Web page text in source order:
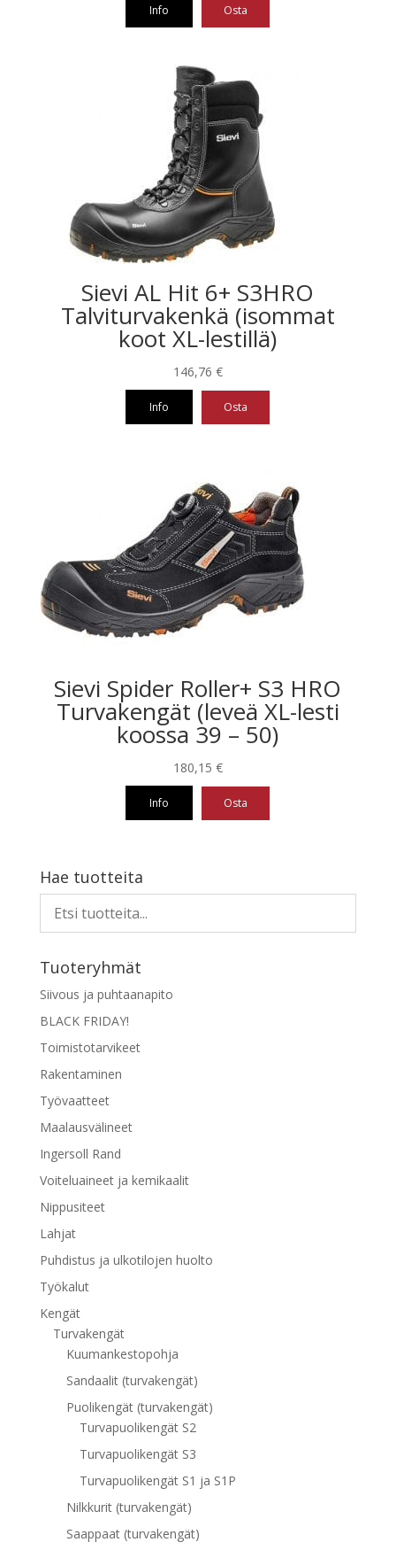
Info Osta
tuotteen
sivulla.
Sievi AL Hit 6+ S3HRO
Talviturvakenkä (isommat
koot XL-lestillä)
146,76 €
Info Osta
valinnat
tuotteen
sivulla.
Sievi Spider Roller+ S3 HRO
Turvakengät (leveä XL-lesti
koossa 39 – 50)
180,15 €
Info Osta
on
useampi
muunnelma.
Voit
valinnat
tuotteen
Hae tuotteita
Tuoteryhmät
Siivous ja puhtaanapito
BLACK FRIDAY!
Toimistotarvikeet
Rakentaminen
Työvaatteet
Maalausvälineet
Ingersoll Rand
Voiteluaineet ja kemikaalit
Nippusiteet
Lahjat
Puhdistus ja ulkotilojen huolto
Työkalut
Kengät
Turvakengät
Kuumankestopohja
Sandaalit (turvakengät)
Puolikengät (turvakengät)
Turvapuolikengät S2
Turvapuolikengät S3
Turvapuolikengät S1 ja S1P
Nilkkurit (turvakengät)
Saappaat (turvakengät)